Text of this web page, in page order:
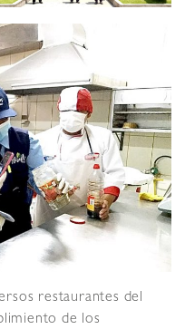
restaurantes del
de los